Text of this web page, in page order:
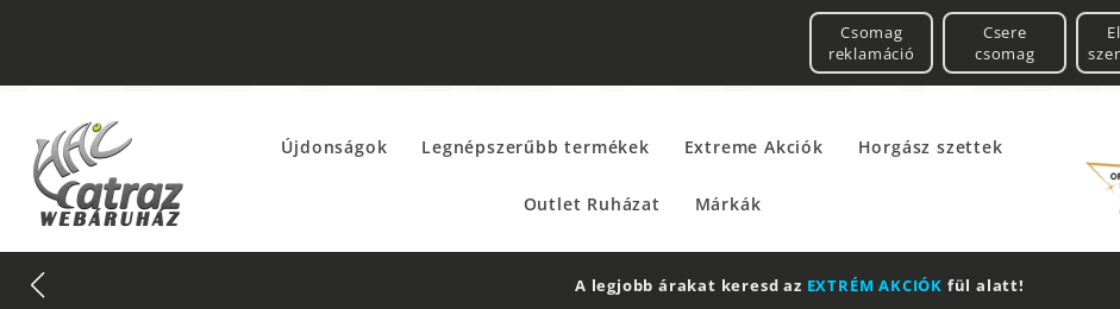
Csomag
reklamáció
Csere
csomag
Újdonságok Legnépszerűbb termékek Extreme Akciók Horgász szettek
Outlet Ruházat Márkák
A legjobb árakat keresd az EXTRÉM AKCIÓK fül alatt!